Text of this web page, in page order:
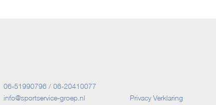
06-51990796 / 06-20410077
info@sportservice-groep.nl
Privacy Verklaring